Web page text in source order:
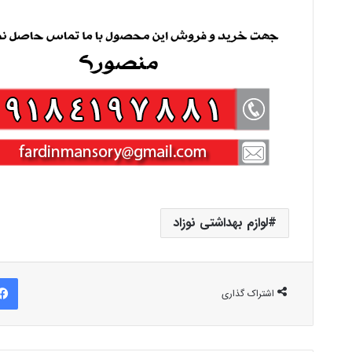
لوازم بهداشتی نوزاد
اشتراک گذاری